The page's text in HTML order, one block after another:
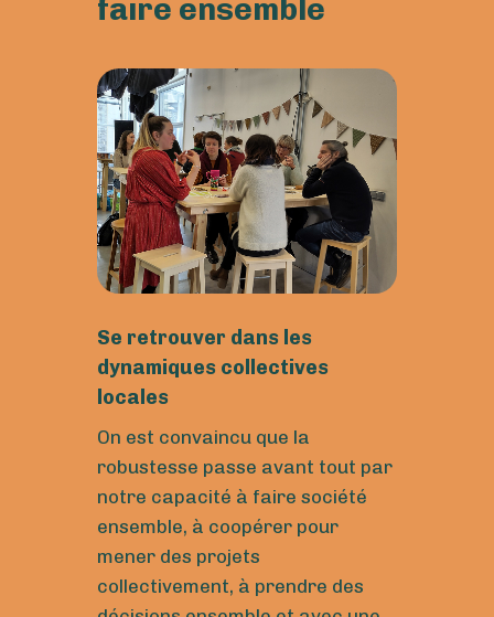
6
faire ensemble
Se retrouver dans les
dynamiques collectives
locales
On est convaincu que la
robustesse passe avant tout par
notre capacité à faire société
ensemble, à coopérer pour
mener des projets
collectivement, à prendre des